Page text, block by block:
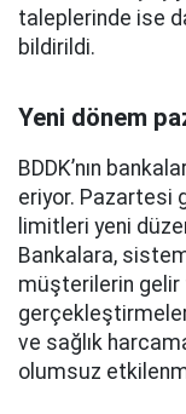
taleplerinde ise
bildirildi.
Yeni dönem
BDDK’nın
eriyor. Pazartesi
limitleri yeni
Bankalara,
müşterilerin gelir
ve sağlık
olumsuz